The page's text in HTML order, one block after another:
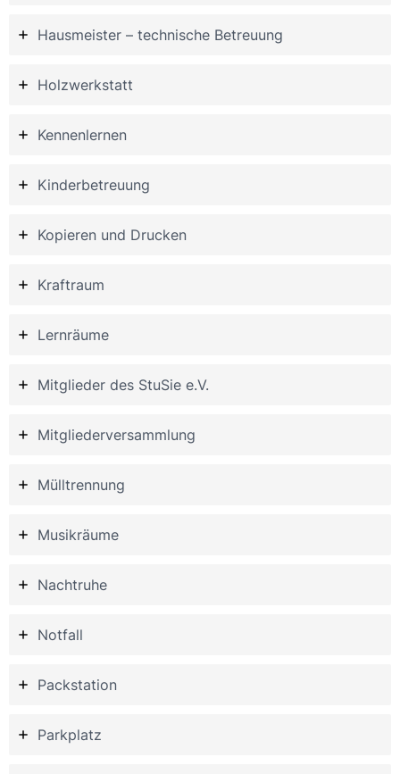
Hausmeister – technische Betreuung
Holzwerkstatt
Kennenlernen
Kinderbetreuung
Kopieren und Drucken
Kraftraum
Lernräume
Mitglieder des StuSie e.V.
Mitgliederversammlung
Mülltrennung
Musikräume
Nachtruhe
Notfall
Packstation
Parkplatz